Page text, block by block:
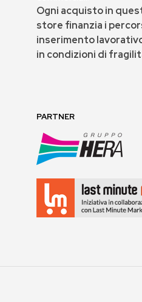
Ogni acquisto in
store finanzia i
inserimento
in condizioni di
PARTNER